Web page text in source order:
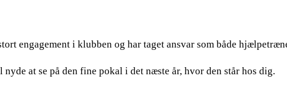
engagement i klubben og har taget ansvar som både
at se på den fine pokal i det næste år, hvor den står hos dig.